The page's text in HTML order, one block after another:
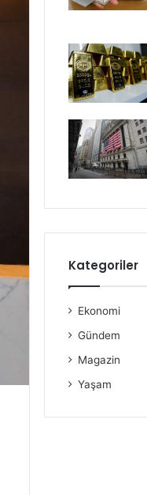
Kategoriler
Ekonomi
Gündem
Magazin
Yaşam